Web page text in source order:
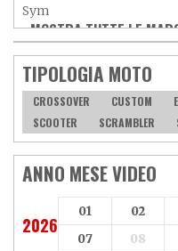
Sym
Vespa
Adiva
Aeon
Axy
MOSTRA TUTTE LE
TIPOLOGIA MOTO
CROSSOVER CUSTOM
SCOOTER
SCRAMBLER
ANNO MESE VIDEO
2026
01 02
07
08